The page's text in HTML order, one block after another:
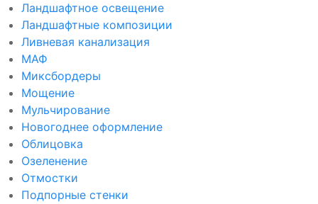
Ландшафтное освещение
Ландшафтные композиции
Ливневая канализация
МАФ
Миксбордеры
Мощение
Мульчирование
Новогоднее оформление
Облицовка
Озеленение
Отмостки
Подпорные стенки